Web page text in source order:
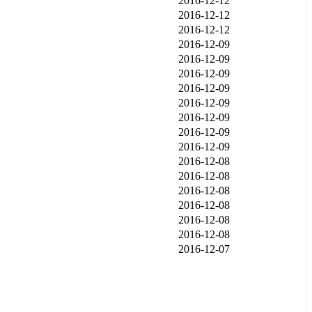
2016-12-12
2016-12-12
2016-12-09
2016-12-09
2016-12-09
2016-12-09
2016-12-09
2016-12-09
2016-12-09
2016-12-09
2016-12-08
2016-12-08
2016-12-08
2016-12-08
2016-12-08
2016-12-08
2016-12-07